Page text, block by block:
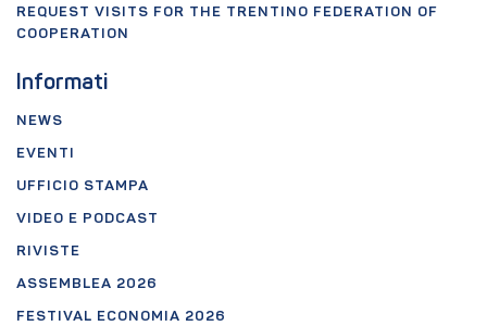
REQUEST VISITS FOR THE TRENTINO FEDERATION OF
COOPERATION
Informati
NEWS
EVENTI
UFFICIO STAMPA
VIDEO E PODCAST
RIVISTE
ASSEMBLEA 2026
FESTIVAL ECONOMIA 2026